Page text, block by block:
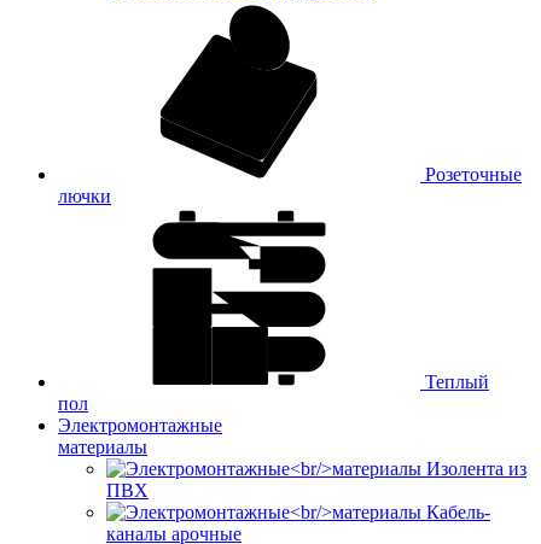
Розеточные
лючки
Теплый
пол
Электромонтажные
материалы
Изолента из
ПВХ
Кабель-
каналы арочные